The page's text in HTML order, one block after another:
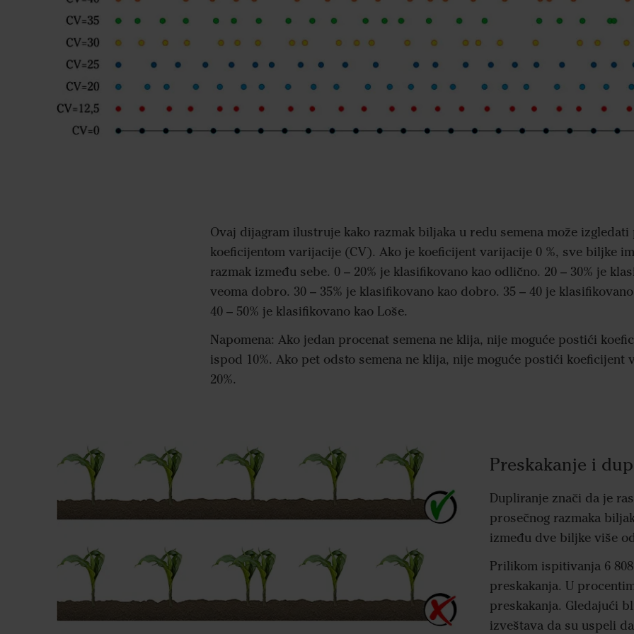
Ovaj dijagram ilustruje kako razmak biljaka u redu semena može
koeficijentom varijacije (CV). Ako je koeficijent varijacije 0 %, sve biljke
razmak između sebe. 0 – 20% je klasifikovano kao odlično. 20 – 30% je
veoma dobro. 30 – 35% je klasifikovano kao dobro. 35 – 40 je
40 – 50% je klasifikovano kao Loše.
Napomena: Ako jedan procenat semena ne klija, nije moguće postići
ispod 10%. Ako pet odsto semena ne klija, nije moguće postići koeficijent
20%.
Preskakanje i
Dupliranje znači da je
prosečnog razmaka
između dve biljke više
Prilikom ispitivanja 6
preskakanja. U
preskakanja. Gledajući
izveštava da su uspeli